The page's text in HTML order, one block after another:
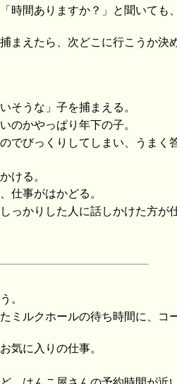
時間ありますか？」と聞いても
まえたら、次どこに行こうか決
そうな」子を捕まえる。
のかやっぱり年下の子。
でびっくりしてしまい、うまく
ける。
仕事がはかどる。
っかりした人に話しかけた方が
。
ミルクホールの待ち時間に、コ
気に入りの仕事。